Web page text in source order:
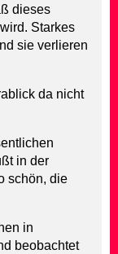
dieses
Starkes
sie verlieren
da nicht
in der
schön, die
in
beobachtet